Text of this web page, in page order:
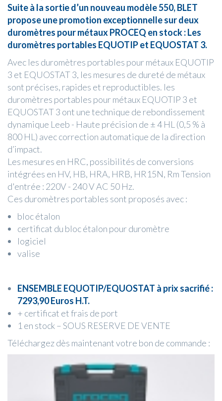
Suite à la sortie d’un nouveau modèle 550, BLET
propose une promotion exceptionnelle sur deux
duromètres pour métaux PROCEQ en stock : Les
duromètres portables EQUOTIP et EQUOSTAT 3.
Avec les duromètres portables pour métaux EQUOTIP
3 et EQUOSTAT 3, les mesures de dureté de métaux
sont précises, rapides et reproductibles. les
duromètres portables pour métaux EQUOTIP 3 et
EQUOSTAT 3 ont une technique de rebondissement
dynamique Leeb - Haute précision de ± 4 HL (0,5 % à
800 HL) avec correction automatique de la direction
d’impact.
Les mesures en HRC, possibilités de conversions
intégrées en HV, HB, HRA, HRB, HR15N, Rm Tension
d'entrée : 220V - 240 V AC 50 Hz.
Ces duromètres portables sont proposés avec :
bloc étalon
certificat du bloc étalon pour duromètre
logiciel
valise
ENSEMBLE EQUOTIP/EQUOSTAT à prix sacrifié :
7293,90 Euros H.T.
+ certificat et frais de port
1 en stock – SOUS RESERVE DE VENTE
Téléchargez dès maintenant votre bon de commande :